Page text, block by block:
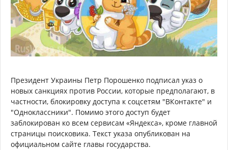
Президент Украины Петр Порошенко подписал указ о
новых санкциях против России, которые предполагают, в
частности, блокировку доступа к соцсетям "ВКонтакте" и
"Одноклассники". Помимо этого доступ будет
заблокирован ко всем сервисам «Яндекса», кроме главной
страницы поисковика. Текст указа опубликован на
официальном сайте главы государства.